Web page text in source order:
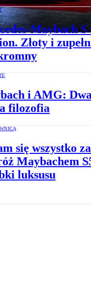
Maybach S
Złoty i
i AMG:
filozofia
się wszystko
Maybachem
luksusu